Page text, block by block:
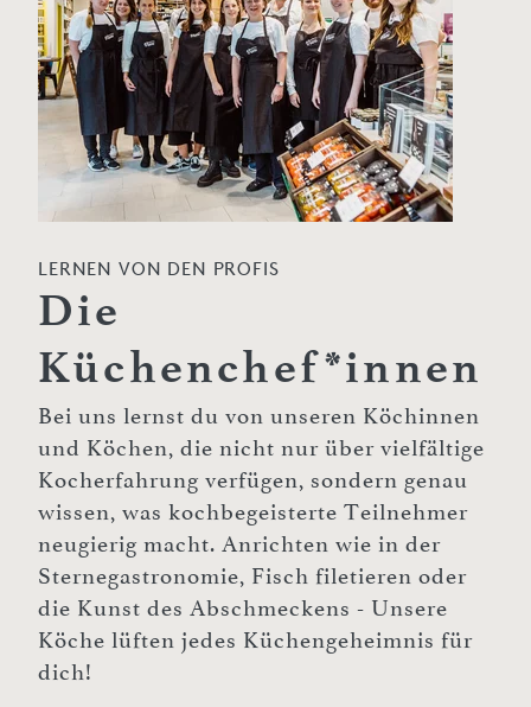
LERNEN VON DEN PROFIS
Die
Küchenchef*innen
Bei uns lernst du von unseren Köchinnen
und Köchen, die nicht nur über vielfältige
Kocherfahrung verfügen, sondern genau
wissen, was kochbegeisterte Teilnehmer
neugierig macht. Anrichten wie in der
Sternegastronomie, Fisch filetieren oder
die Kunst des Abschmeckens - Unsere
Köche lüften jedes Küchengeheimnis für
dich!